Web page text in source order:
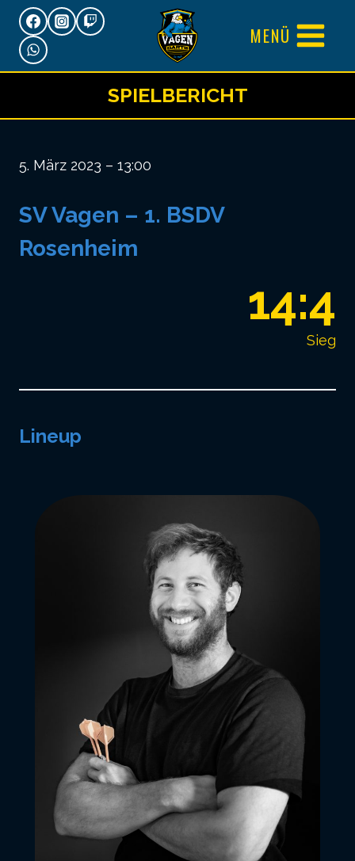
Zum
Inhalt
springen
MENÜ
SPIELBERICHT
5. März 2023 – 13:00
SV Vagen – 1. BSDV
Rosenheim
14:4
Sieg
Lineup